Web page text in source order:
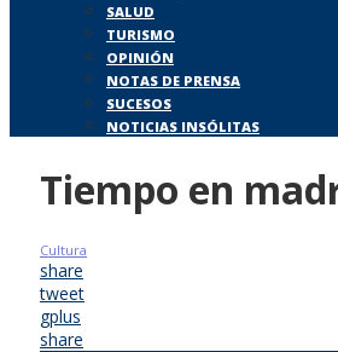
SALUD
TURISMO
OPINIÓN
NOTAS DE PRENSA
SUCESOS
NOTICIAS INSÓLITAS
Tiempo en
Cultura
share
tweet
gplus
share